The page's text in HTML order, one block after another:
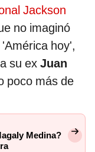
Jackson
no imaginó
hoy',
su ex Juan
poco más de
Medina?